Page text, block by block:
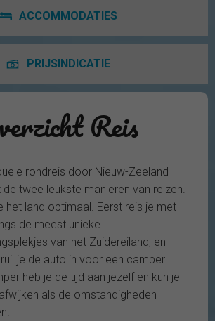
ACCOMMODATIES
PRIJSINDICATIE
Reis
rondreis door Nieuw-Zeeland
twee leukste manieren van reizen.
het land optimaal. Eerst reis je met
de meest unieke
van het Zuidereiland, en
je de auto in voor een camper.
heb je de tijd aan jezelf en kun je
als de omstandigheden